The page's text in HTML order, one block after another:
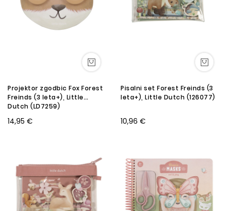
Projektor zgodbic Fox Forest
Freinds (3 leta+), Little
Dutch (LD7259)
14,95 €
Pisalni set Forest Freinds (3
leta+), Little Dutch (126077)
10,96 €